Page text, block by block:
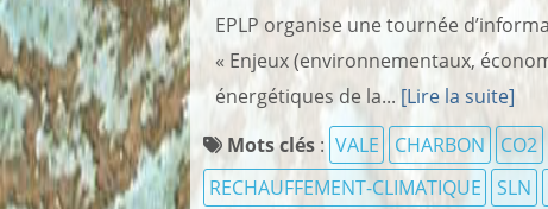
EPLP organise une tournée
« Enjeux (environnementaux,
énergétiques de la... [Lire la suite]
Mots clés : VALE CHARBON
CO2
RECHAUFFEMENT-CLIMATIQUE
SLN